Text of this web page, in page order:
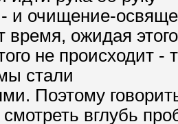
и очищение-
время, ожидая
не происходит
стали
Поэтому
смотреть вглубь